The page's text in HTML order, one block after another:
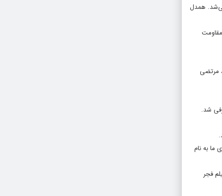
فیلم فجر ایجاد نمی‌شد. همدل
مرتضی
شد.
به نام
فیلم فجر